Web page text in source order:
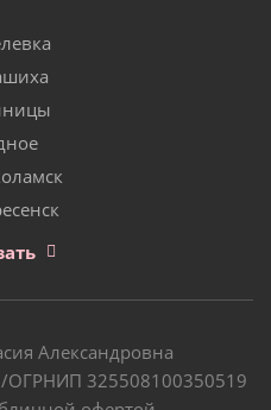
Александровна
325508100350519